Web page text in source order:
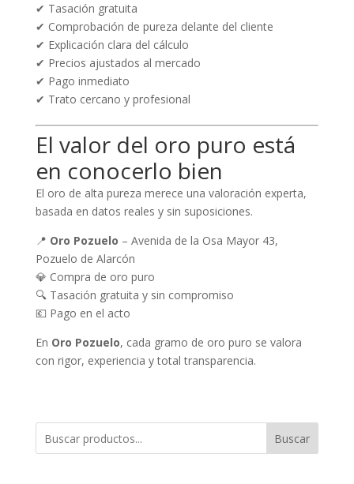
✔ Tasación gratuita
✔ Comprobación de pureza delante del cliente
✔ Explicación clara del cálculo
✔ Precios ajustados al mercado
✔ Pago inmediato
✔ Trato cercano y profesional
El valor del oro puro está
en conocerlo bien
El oro de alta pureza merece una valoración experta,
basada en datos reales y sin suposiciones.
📍 Oro Pozuelo – Avenida de la Osa Mayor 43,
Pozuelo de Alarcón
💎 Compra de oro puro
🔍 Tasación gratuita y sin compromiso
💶 Pago en el acto
En Oro Pozuelo, cada gramo de oro puro se valora
con rigor, experiencia y total transparencia.
Buscar